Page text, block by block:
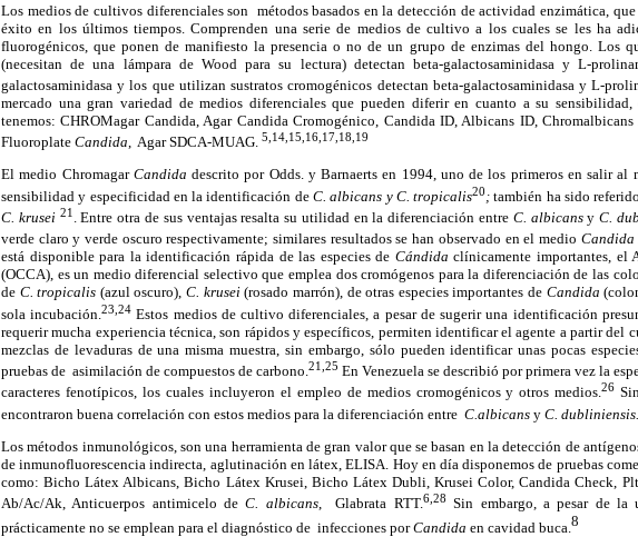
Los medios de cultivos diferenciales son métodos basados en la detección de actividad enzimática,
éxito en los últimos tiempos. Comprenden una serie de medios de cultivo a los cuales se les ha
fluorogénicos, que ponen de manifiesto la presencia o no de un grupo de enzimas del hongo. Los
(necesitan de una lámpara de Wood para su lectura) detectan beta-galactosaminidasa y L-
galactosaminidasa y los que utilizan sustratos cromogénicos detectan beta-galactosaminidasa y L-
mercado una gran variedad de medios diferenciales que pueden diferir en cuanto a su
tenemos: CHROMagar Candida, Agar Candida Cromogénico, Candida ID, Albicans ID,
Fluoroplate Candida, Agar SDCA-MUAG. 5,14,15,16,17,18,19
El medio Chromagar Candidadescrito por Odds. y Barnaerts en 1994, uno de los primeros en salir al
sensibilidad y especificidad en la identificación de C. albicans y C. tropicalis20 ;también ha sido
C. krusei 21 . Entre otra de sus ventajas resalta su utilidad en la diferenciación entre C. albicansyC.
verde claro y verde oscuro respectivamente; similares resultados se han observado en el medio Candida
está disponible para la identificación rápida de las especies de Cándida clínicamente importantes, el
(OCCA), es un medio diferencial selectivo que emplea dos cromógenos para la diferenciación de las
de C. tropicalis (azul oscuro),C. krusei(rosado marrón), de otras especies importantes de Candida
sola incubación.23,24Estos medios de cultivo diferenciales, a pesar de sugerir una identificación
requerir mucha experiencia técnica, son rápidos y específicos, permiten identificar el agente a partir
mezclas de levaduras de una misma muestra, sin embargo, sólo pueden identificar unas pocas
pruebas de asimilación de compuestos de carbono.21,25 En Venezuela se describió por primera vez la
caracteres fenotípicos, los cuales incluyeron el empleo de medios cromogénicos y otros medios.26
encontraron buena correlación con estos medios para la diferenciación entre C.albicans y C. dubliniensis.
Los métodos inmunológicos, son una herramienta de gran valor que se basan en la detección de
de inmunofluorescencia indirecta, aglutinación en látex, ELISA. Hoy en día disponemos de pruebas
como: Bicho Látex Albicans, Bicho Látex Krusei, Bicho Látex Dubli, Krusei Color, Candida Check,
Ab/Ac/Ak, Anticuerpos antimicelo deC. albicans, Glabrata RTT.6,28 Sin embargo, a pesar de
prácticamente no se emplean para el diagnóstico de infecciones porCandida en cavidad buca. 8